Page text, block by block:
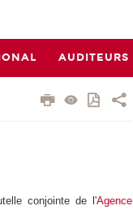
AUDITEURS
conjointe de l'Agence